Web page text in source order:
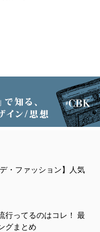
・ファッション】人気
行ってるのはコレ！ 最
グまとめ